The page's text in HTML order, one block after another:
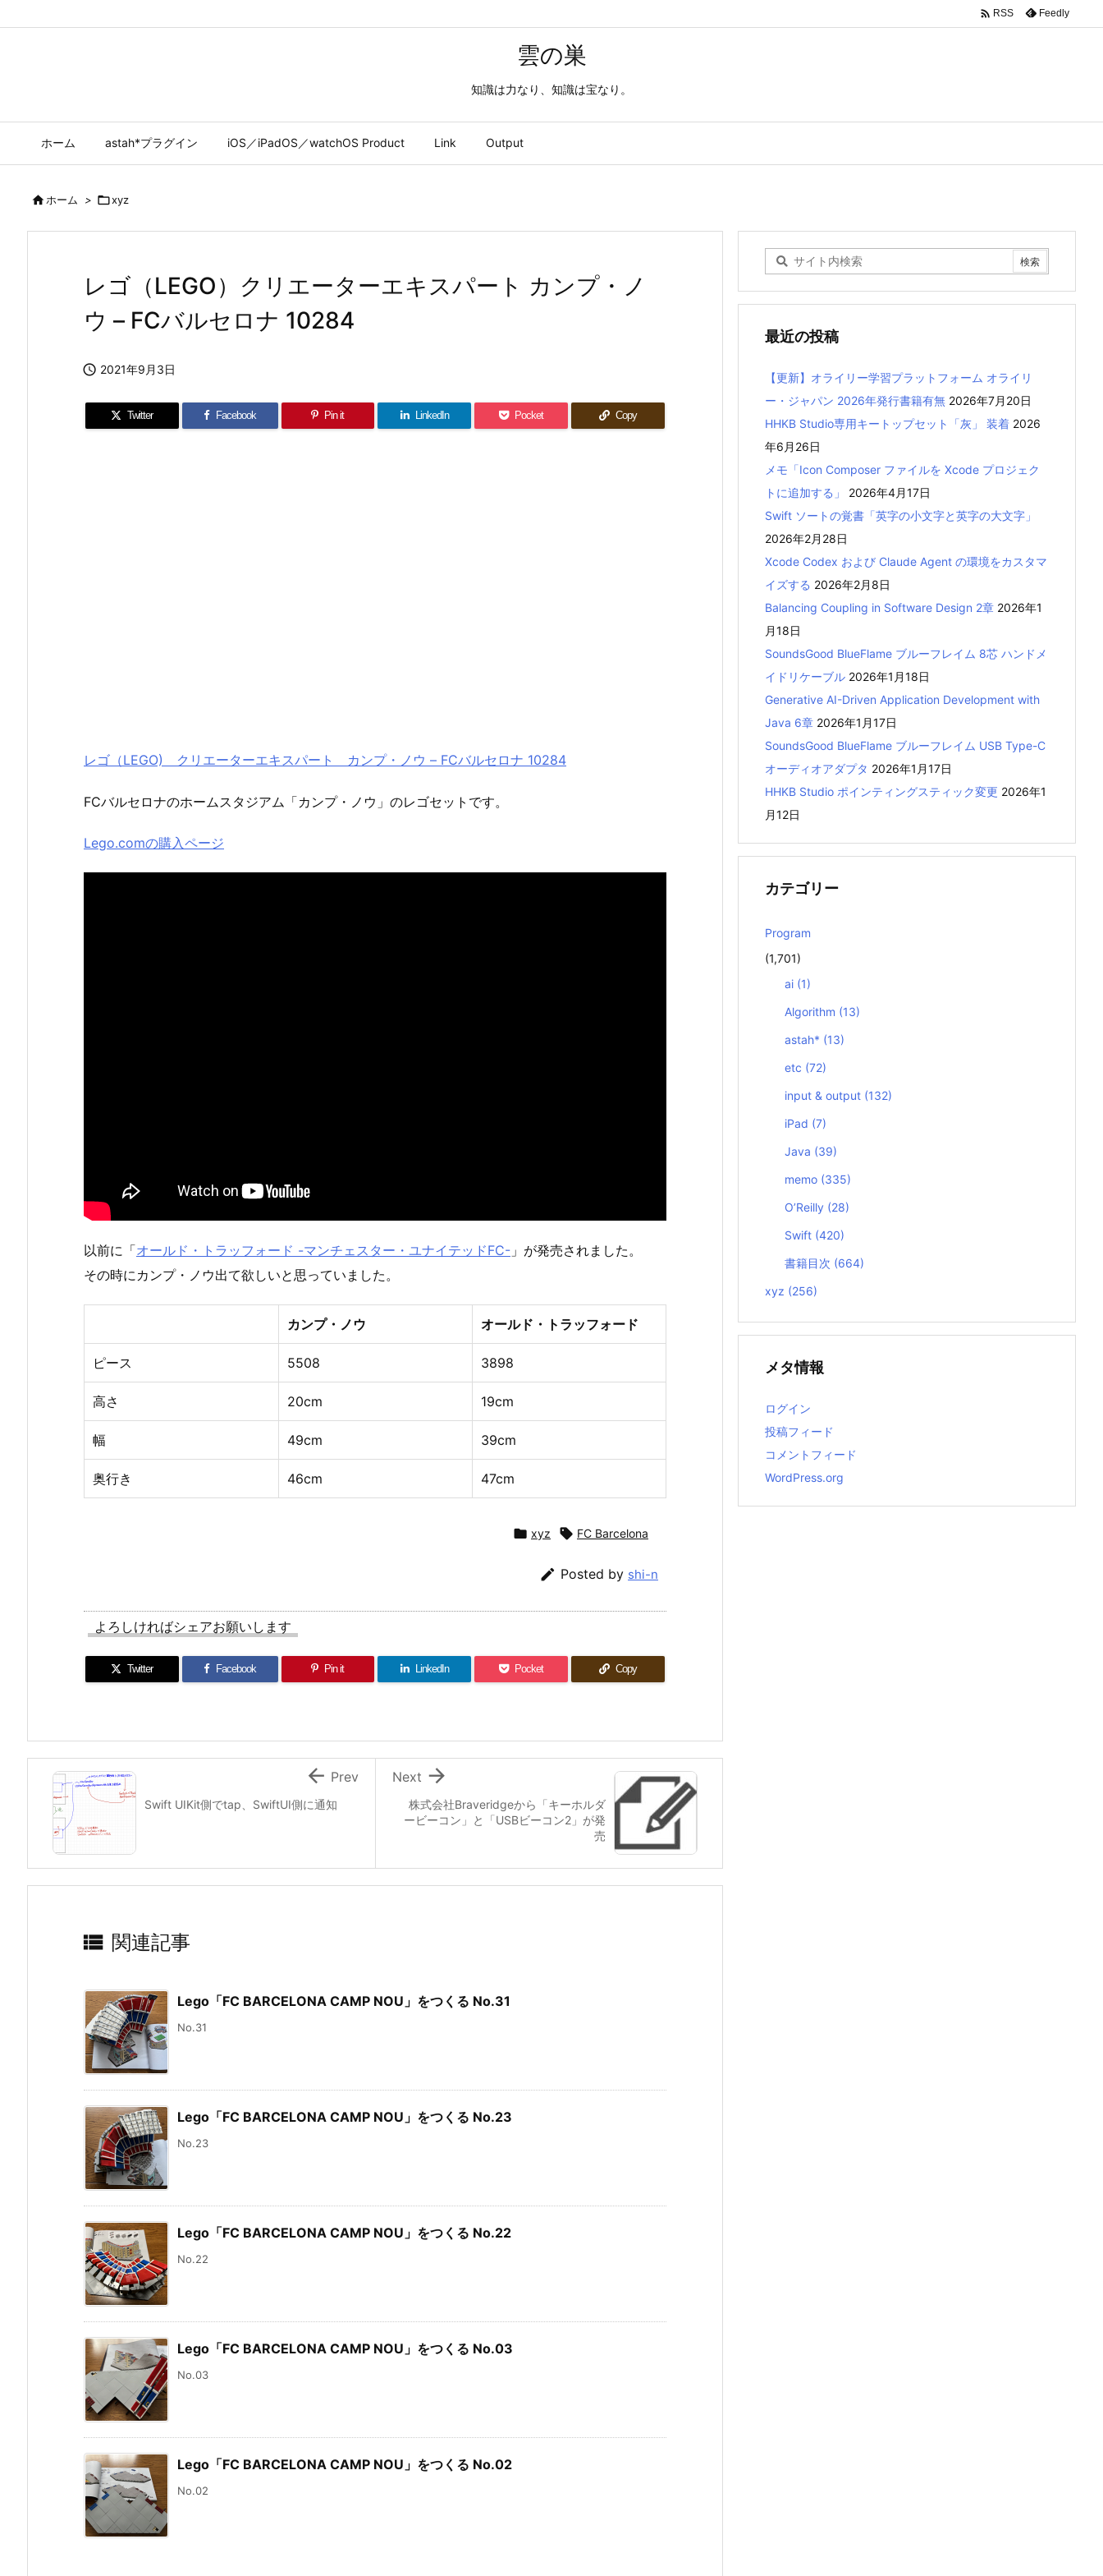
雲の巣
知識は力なり、知識は宝なり。
ホーム astah*プラグイン iOS／iPadOS／watchOS Product Link Output
 RSS Feedly
ホーム > xyz
レゴ（LEGO）クリエーターエキスパート カンプ・ノ
ウ – FCバルセロナ 10284
 2021年9月3日
Twitter Facebook Pin it LinkedIn Pocket Copy
レゴ（LEGO) クリエーターエキスパート カンプ・ノウ – FCバルセロナ 10284
FCバルセロナのホームスタジアム「カンプ・ノウ」のレゴセットです。
Lego.comの購入ページ
以前に「オールド・トラッフォード -マンチェスター・ユナイテッドFC- 」が発売されました。
その時にカンプ・ノウ出て欲しいと思っていました。
カンプ・ノウ オールド・トラッフォード
ピース 5508 3898
高さ 20cm 19cm
幅 49cm 39cm
奥行き 46cm 47cm
 xyz  FC Barcelona
 Posted by shi-n
よろしければシェアお願いします
Twitter Facebook Pin it LinkedIn Pocket Copy
株式会社Braveridgeから「キーホルダ
ービーコン」と「USBビーコン2」が発
売

Next
Swift UIKit側でtap、SwiftUI側に通知
 Prev
 関連記事
Lego「FC BARCELONA CAMP NOU」をつくる No.31
No.31
Lego「FC BARCELONA CAMP NOU」をつくる No.23
No.23
Lego「FC BARCELONA CAMP NOU」をつくる No.22
No.22
Lego「FC BARCELONA CAMP NOU」をつくる No.03
No.03
Lego「FC BARCELONA CAMP NOU」をつくる No.02
No.02
最近の投稿
【更新】オライリー学習プラットフォーム オライリ
ー・ジャパン 2026年発行書籍有無 2026年7月20日
HHKB Studio専用キートップセット「灰」 装着 2026
年6月26日
メモ「Icon Composer ファイルを Xcode プロジェク
トに追加する」
2026年4月17日
Swift ソートの覚書「英字の小文字と英字の大文字」
2026年2月28日
Xcode Codex および Claude Agent の環境をカスタマ
イズする 2026年2月8日
Balancing Coupling in Software Design 2章 2026年1
月18日
SoundsGood BlueFlame ブルーフレイム 8芯 ハンドメ
イドリケーブル 2026年1月18日
Generative AI-Driven Application Development with
Java 6章 2026年1月17日
SoundsGood BlueFlame ブルーフレイム USB Type-C
オーディオアダプタ 2026年1月17日
HHKB Studio ポインティングスティック変更 2026年1
月12日
カテゴリー
Program
(1,701)
ai (1)
Algorithm (13)
astah* (13)
etc (72)
input & output (132)
iPad (7)
Java (39)
memo (335)
O’Reilly (28)
Swift (420)
書籍目次 (664)
xyz (256)
メタ情報
ログイン
投稿フィード
コメントフィード
WordPress.org